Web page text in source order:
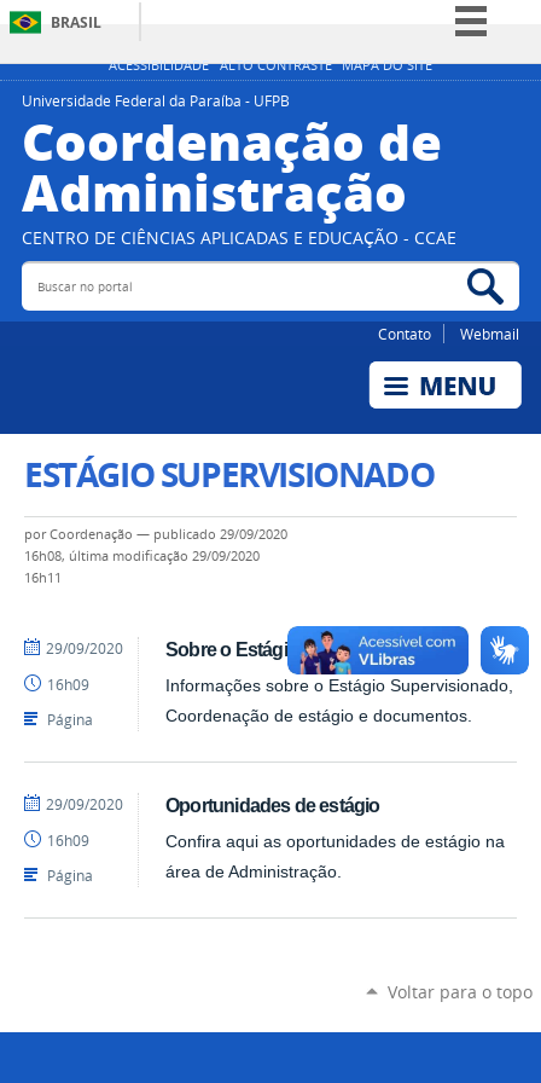
ACESSIBILIDADE ALTO CONTRASTE MAPA DO SITE
BRASIL
Simplifique!
Participe
Acesso à informação
Legislação
Canais
Universidade Federal da Paraíba - UFPB
Coordenação de
Administração
CENTRO DE CIÊNCIAS APLICADAS E EDUCAÇÃO - CCAE
Buscar no portal
Contato Webmail
ESTÁGIO SUPERVISIONADO
porCoordenação — publicado 29/09/2020
16h08, última modificação 29/09/2020
16h11
Sobre o Estágio
Informações sobre o Estágio Supervisionado,
Coordenação de estágio e documentos.
por
publicado
29/09/2020
16h09
Página
Oportunidades de estágio
Confira aqui as oportunidades de estágio na
área de Administração.
por
publicado
29/09/2020
16h09
Página
Voltar para o topo